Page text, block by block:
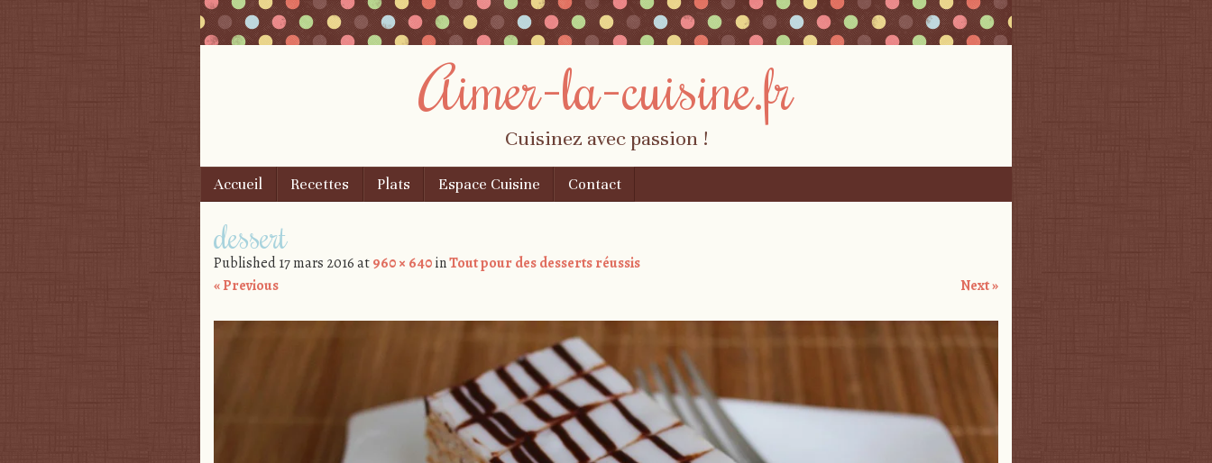
Aimer-la-cuisine.fr
Cuisinez avec passion !
Menu
Skip to content
Accueil Recettes Plats Espace Cuisine Contact
dessert
Published17 mars 2016at960 × 640inTout pour des desserts réussis
« Previous
Next »